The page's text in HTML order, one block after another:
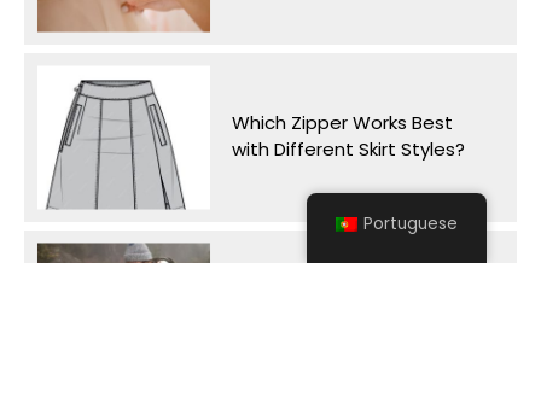
Which Zipper Works Best
with Different Skirt Styles?
Portuguese